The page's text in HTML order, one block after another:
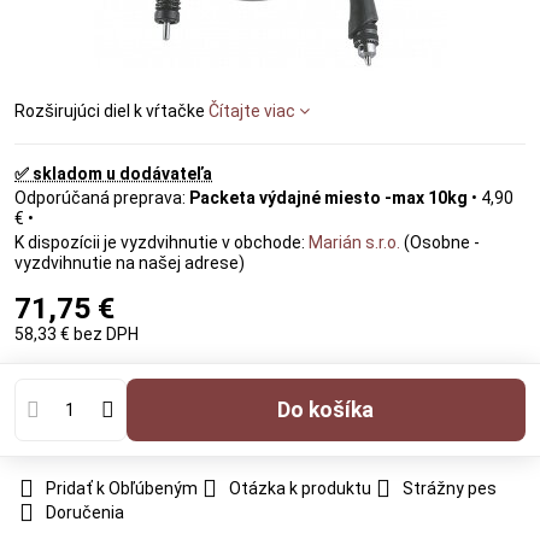
Rozširujúci diel k vŕtačke Čítajte viac
✅ skladom u dodávateľa
Packeta výdajné miesto -max 10kg • 4,90
€ •
Marián s.r.o. (Osobne -
vyzdvihnutie na našej adrese)
71,75 €
58,33 € bez DPH
Do košíka
Pridať k Obľúbeným Otázka k produktu
Strážny pes
Doručenia